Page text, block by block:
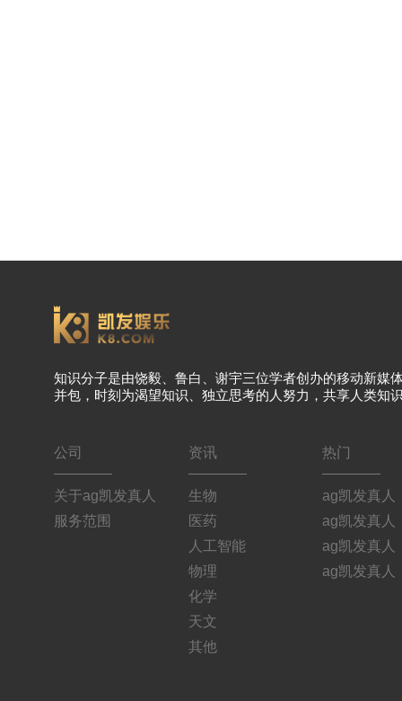
知识分子是由饶毅、鲁白、谢宇三位学者创办的移动新媒
并包，时刻为渴望知识、独立思考的人努力，共享人类知
公司
关于ag凯发真人
服务范围
资讯
生物
医药
人工智能
物理
化学
天文
其他
热门
ag凯发真人
ag凯发真人
ag凯发真人
ag凯发真人